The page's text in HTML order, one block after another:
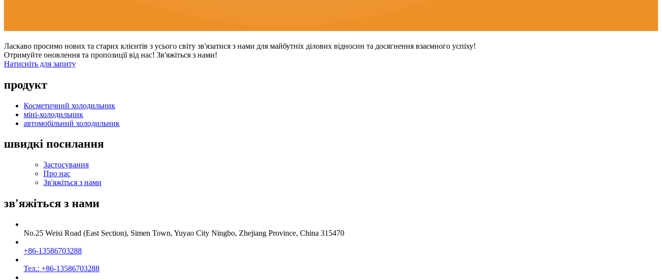
Ласкаво просимо нових та старих клієнтів з усього світу зв'язатися з нами для майбутніх ділових відносин та досягнення взаємного успіху!
Отримуйте оновлення та пропозиції від нас! Зв'яжіться з нами!
Натисніть для запиту
продукт
Косметичний холодильник
міні-холодильник
автомобільний холодильник
швидкі посилання
Застосування
Про нас
Зв'яжіться з нами
зв'яжіться з нами
No.25 Weisi Road (East Section), Simen Town, Yuyao City Ningbo, Zhejiang Province, China 315470
+86-13586703288
Тел.: +86-13586703288